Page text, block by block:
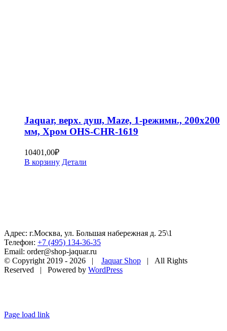
Jaquar, верх. душ, Maze, 1-режимн., 200х200
мм, Хром OHS-CHR-1619
10401,00₽
В корзину Детали
Адрес: г.Москва, ул. Большая набережная д. 25\1
Телефон: +7 (495) 134-36-35
Email: order@shop-jaquar.ru
© Copyright 2019 - 2026 | Jaquar Shop | All Rights
Reserved | Powered by WordPress
Page load link